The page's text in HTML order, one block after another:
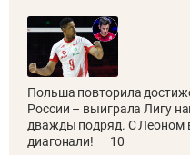
Польша повторила
России – выиграла Лигу
дважды подряд. С Леоном
диагонали!
10